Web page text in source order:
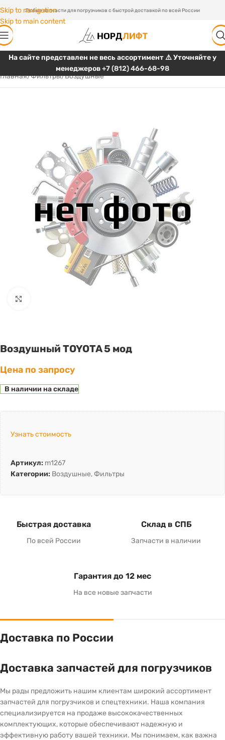
Skip to navigation
Skip to main content
Любые запчасти для погрузчиков с быстрой доставкой по всей России
На сайте представлен не весь ассортимент ⚠️ Уточняйте у
менеджеров+7 (812) 466-68-98
Главная/Фильтры/Воздушные
Воздушный TOYOTA 5 мод
Цена по запросу
В наличии на складе
Узнать стоимость
Артикул: m1267
Категории: Воздушные, Фильтры
Быстрая доставка
По всей России
Склад в СПБ
Запчасти в наличии
Гарантия до 12 мес
На все новые запчасти
Доставка по России
Доставка запчастей для погрузчиков
Мы рады предложить нашим клиентам широкий ассортимент
запчастей для погрузчиков и спецтехники. Наша компания
специализируется на продаже высококачественных
комплектующих, которые обеспечивают надежную и
эффективную работу вашей техники. Мы понимаем, как важна